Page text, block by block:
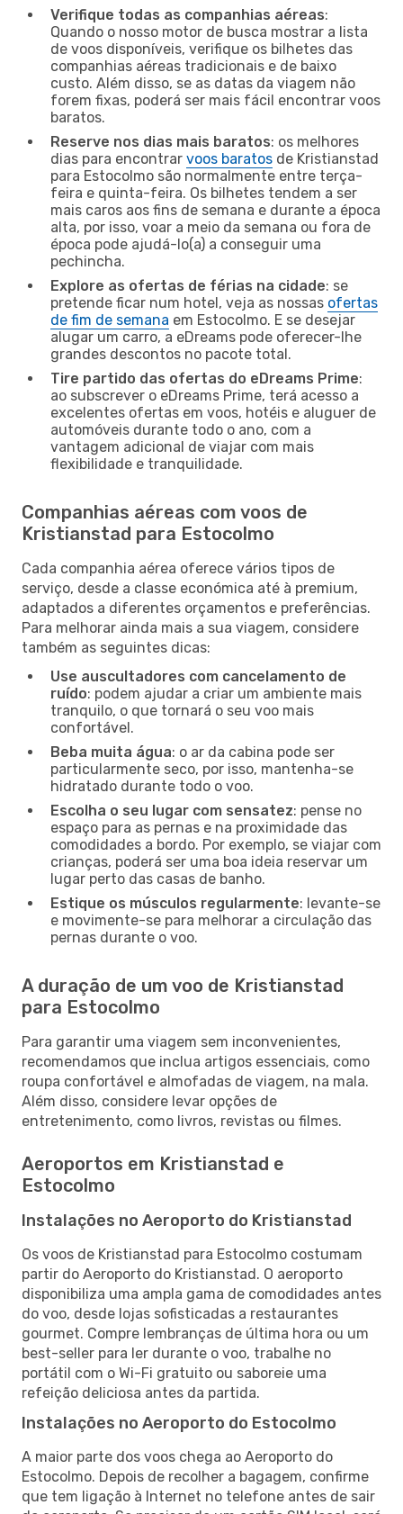
Verifique todas as companhias aéreas:
Quando o nosso motor de busca mostrar a lista
de voos disponíveis, verifique os bilhetes das
companhias aéreas tradicionais e de baixo
custo. Além disso, se as datas da viagem não
forem fixas, poderá ser mais fácil encontrar voos
baratos.
Reserve nos dias mais baratos: os melhores
dias para encontrar voos baratos de Kristianstad
para Estocolmo são normalmente entre terça-
feira e quinta-feira. Os bilhetes tendem a ser
mais caros aos fins de semana e durante a época
alta, por isso, voar a meio da semana ou fora de
época pode ajudá-lo(a) a conseguir uma
pechincha.
Explore as ofertas de férias na cidade: se
pretende ficar num hotel, veja as nossas ofertas
de fim de semana em Estocolmo. E se desejar
alugar um carro, a eDreams pode oferecer-lhe
grandes descontos no pacote total.
Tire partido das ofertas do eDreams Prime:
ao subscrever o eDreams Prime, terá acesso a
excelentes ofertas em voos, hotéis e aluguer de
automóveis durante todo o ano, com a
vantagem adicional de viajar com mais
flexibilidade e tranquilidade.
Companhias aéreas com voos de
Kristianstad para Estocolmo
Cada companhia aérea oferece vários tipos de
serviço, desde a classe económica até à premium,
adaptados a diferentes orçamentos e preferências.
Para melhorar ainda mais a sua viagem, considere
também as seguintes dicas:
Use auscultadores com cancelamento de
ruído: podem ajudar a criar um ambiente mais
tranquilo, o que tornará o seu voo mais
confortável.
Beba muita água: o ar da cabina pode ser
particularmente seco, por isso, mantenha-se
hidratado durante todo o voo.
Escolha o seu lugar com sensatez: pense no
espaço para as pernas e na proximidade das
comodidades a bordo. Por exemplo, se viajar com
crianças, poderá ser uma boa ideia reservar um
lugar perto das casas de banho.
Estique os músculos regularmente: levante-se
e movimente-se para melhorar a circulação das
pernas durante o voo.
A duração de um voo de Kristianstad
para Estocolmo
Para garantir uma viagem sem inconvenientes,
recomendamos que inclua artigos essenciais, como
roupa confortável e almofadas de viagem, na mala.
Além disso, considere levar opções de
entretenimento, como livros, revistas ou filmes.
Aeroportos em Kristianstad e
Estocolmo
Instalações no Aeroporto do Kristianstad
Os voos de Kristianstad para Estocolmo costumam
partir do Aeroporto do Kristianstad. O aeroporto
disponibiliza uma ampla gama de comodidades antes
do voo, desde lojas sofisticadas a restaurantes
gourmet. Compre lembranças de última hora ou um
best-seller para ler durante o voo, trabalhe no
portátil com o Wi-Fi gratuito ou saboreie uma
refeição deliciosa antes da partida.
Instalações no Aeroporto do Estocolmo
A maior parte dos voos chega ao Aeroporto do
Estocolmo. Depois de recolher a bagagem, confirme
que tem ligação à Internet no telefone antes de sair